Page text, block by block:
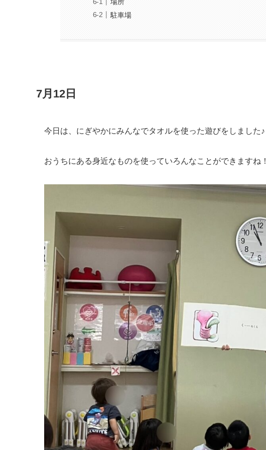
駐車場
7月12日
今日は、にぎやかにみんなでタオルを使った遊びをしました♪
おうちにある身近なものを使っていろんなことができますね！